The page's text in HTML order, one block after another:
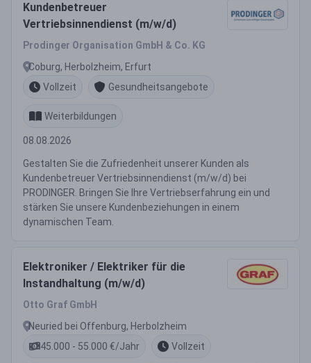
Kundenbetreuer
Vertriebsinnendienst (m/w/d)
Prodinger Organisation GmbH & Co. KG
Coburg, Herbolzheim, Erfurt
Vollzeit
Gesundheitsangebote
Weiterbildungen
08.08.2026
Gestalten Sie die Zufriedenheit unserer Kunden als
Kundenbetreuer Vertriebsinnendienst (m/w/d) bei
PRODINGER. Bringen Sie Ihre Vertriebserfahrung ein und
stärken Sie unsere Kundenbeziehungen in einem
dynamischen Team.
Elektroniker / Elektriker für die
Instandhaltung (m/w/d)
Otto Graf GmbH
Neuried bei Offenburg, Herbolzheim
45.000 - 55.000 €/Jahr
Vollzeit